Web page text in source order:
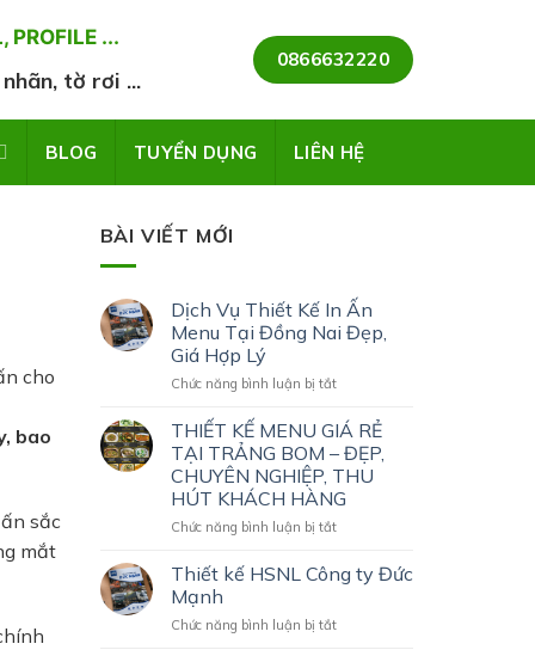
PROFILE ...
tờ rơi ...
0866632220
BLOG TUYỂN DỤNG LIÊN HỆ
cho
bao
sắc
mắt
BÀI VIẾT MỚI
Dịch Vụ Thiết Kế In Ấn
Menu Tại Đồng Nai Đẹp,
Giá Hợp Lý
Chức năng bình luận bị tắtở
Vụ
Thiết
Kế
In
Ấn
Menu
Đồng
Nai
Giá
THIẾT KẾ MENU GIÁ RẺ
TẠI TRẢNG BOM – ĐẸP,
CHUYÊN NGHIỆP, THU
HÚT KHÁCH HÀNG
Chức năng bình luận bị tắtở
MENU
RẺ
Thiết kế HSNL Công ty Đức
Mạnh
Chức năng bình luận bị tắtở